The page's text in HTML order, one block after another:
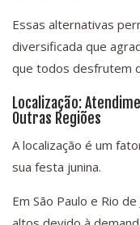
Essas alternativas
diversificada que
que todos desfrutem
Localização:
Outras Regiões
A localização é um
sua festa junina.
Em São Paulo e Rio